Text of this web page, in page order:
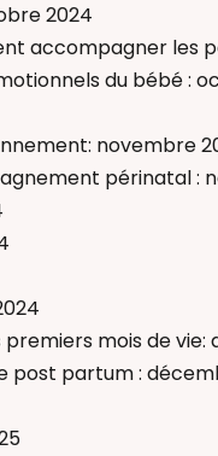
2024
accompagner les
du bébé :
novembre
périnatal :
premiers mois de
post partum :